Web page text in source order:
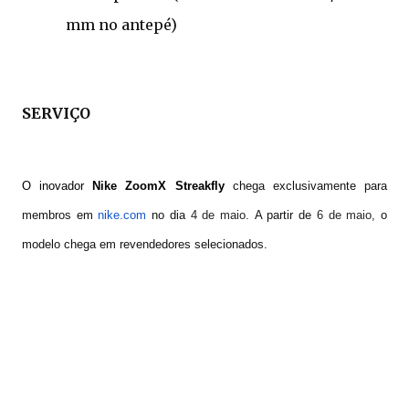
mm no antepé)
SERVIÇO
O inovador Nike ZoomX Streakfly chega exclusivamente para
membros emnike.com no dia 4 de maio. A partir de 6 de maio, o
modelo chega em revendedores selecionados.